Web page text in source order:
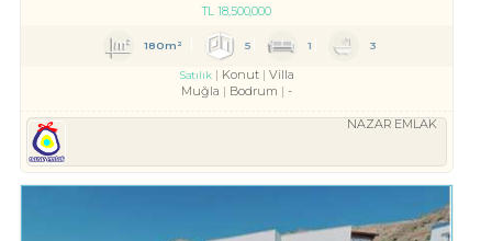
TL18,500,000
180m² 5 1 3
Satılık Konut
Villa
Muğla
Bodrum -
NAZAR EMLAK